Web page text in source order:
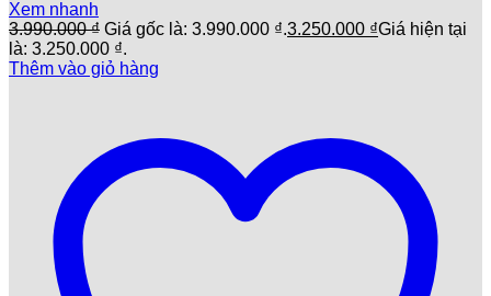
Xem nhanh
3.990.000₫ Giá gốc là: 3.990.000 ₫.3.250.000 ₫Giá hiện tại
là: 3.250.000 ₫.
Thêm vào giỏ hàng